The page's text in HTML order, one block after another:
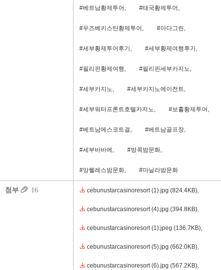
#베트남황제투어, #태국황제투어,
#우즈베키스탄황제투어, #아다그린,
#세부황제투어후기, #세부황제여행후기,
#필리핀황제여행, #필리핀세부카지노,
#세부카지노, #세부카지노에이전트,
#세부워터프론트호텔카지노, #보홀황제투어,
#베트남에스코트걸, #베트남골프장,
#세부바바에, #방콕밤문화,
#앙헬레스밤문화, #마닐라밤문화
첨부 16 cebunustarcasinoresort (1).jpg (824.4KB),
cebunustarcasinoresort (4).jpg (394.8KB),
cebunustarcasinoresort (1).jpeg (136.7KB),
cebunustarcasinoresort (5).jpg (662.0KB),
cebunustarcasinoresort (6).jpg (567.2KB),